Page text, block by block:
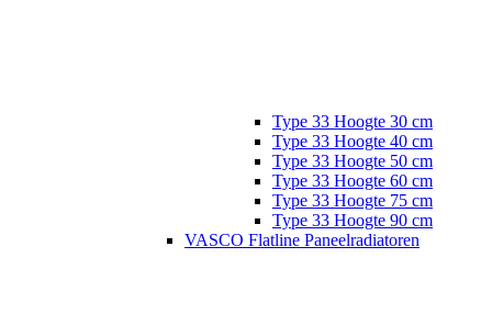
Type 33 Hoogte 30 cm
Type 33 Hoogte 40 cm
Type 33 Hoogte 50 cm
Type 33 Hoogte 60 cm
Type 33 Hoogte 75 cm
Type 33 Hoogte 90 cm
VASCO Flatline Paneelradiatoren